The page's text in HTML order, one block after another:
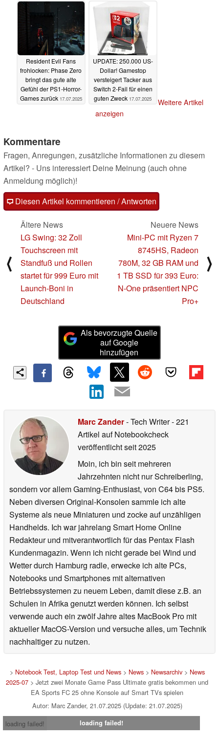
veröffentlicht
22.07.2025
Tagen) in den Early
Access
Resident Evil Fans
frohlocken: Phase Zero
bringt das gute alte
Gefühl der PS1-Horror-
Games zurück 17.07.2025
UPDATE: 250.000 US-
Dollar! Gamestop
versteigert Tacker aus
Switch 2-Fail für einen
guten Zweck 17.07.2025
Weitere Artikel
anzeigen
Kommentare
Fragen, Anregungen, zusätzliche Informationen zu diesem
Artikel? - Uns interessiert Deine Meinung (auch ohne
Anmeldung möglich)!
Diesen Artikel kommentieren / Antworten
⟨
Ältere News
LG Swing: 32 Zoll
Touchscreen mit
Standfuß und Rollen
startet für 999 Euro mit
Launch-Boni in
Deutschland
Neuere News
Mini-PC mit Ryzen 7
8745HS, Radeon
780M, 32 GB RAM und
1 TB SSD für 393 Euro:
N-One präsentiert NPC
Pro+
⟩
Als bevorzugte Quelle
auf Google
hinzufügen
Marc Zander- Tech Writer- 221
Artikel auf Notebookcheck
veröffentlichtseit 2025
Moin, ich bin seit mehreren
Jahrzehnten nicht nur Schreiberling,
sondern vor allem Gaming-Enthusiast, von C64 bis PS5.
Neben diversen Original-Konsolen sammle ich alte
Systeme als neue Miniaturen und zocke auf unzähligen
Handhelds. Ich war jahrelang Smart Home Online
Redakteur und mitverantwortlich für das Pentax Flash
Kundenmagazin. Wenn ich nicht gerade bei Wind und
Wetter durch Hamburg radle, erwecke ich alte PCs,
Notebooks und Smartphones mit alternativen
Betriebssystemen zu neuem Leben, damit diese z.B. an
Schulen in Afrika genutzt werden können. Ich selbst
verwende auch ein zwölf Jahre altes MacBook Pro mit
aktueller MacOS-Version und versuche alles, um Technik
nachhaltiger zu nutzen.
> Notebook Test, Laptop Test und News> News> Newsarchiv> News
2025-07 > Jetzt zwei Monate Game Pass Ultimate gratis bekommen und
EA Sports FC 25 ohne Konsole auf Smart TVs spielen
Autor: Marc Zander, 21.07.2025 (Update: 21.07.2025)
loading failed!
loading failed!